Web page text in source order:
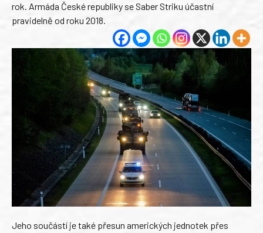
rok. Armáda České republiky se Saber Striku účastní
pravidelně od roku 2018.
Jeho součástí je také přesun amerických jednotek přes